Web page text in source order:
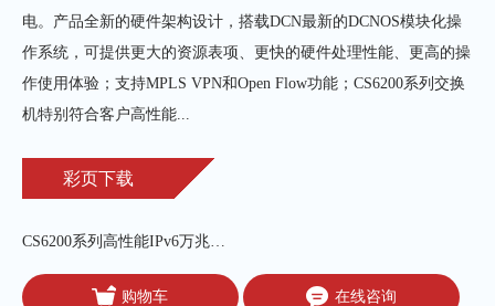
电。产品全新的硬件架构设计，搭载DCN最新的DCNOS模块化操
作系统，可提供更大的资源表项、更快的硬件处理性能、更高的操
作使用体验；支持MPLS VPN和Open Flow功能；CS6200系列交换
机特别符合客户高性能...
彩页下载
CS6200系列高性能IPv6万兆路由交换机
购物车 在线咨询